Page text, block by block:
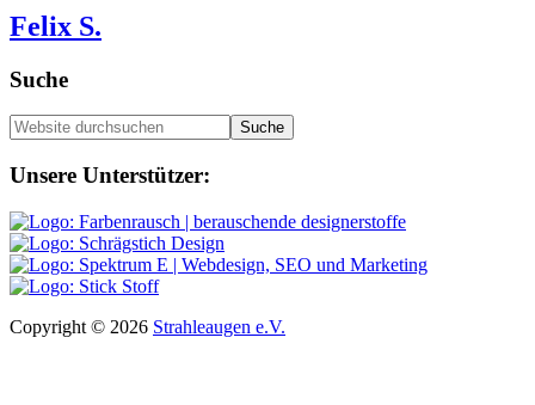
Felix S.
Seitenspalte
Suche
Website
durchsuchen
Footer
Unsere Unterstützer:
Copyright © 2026 Strahleaugen e.V.